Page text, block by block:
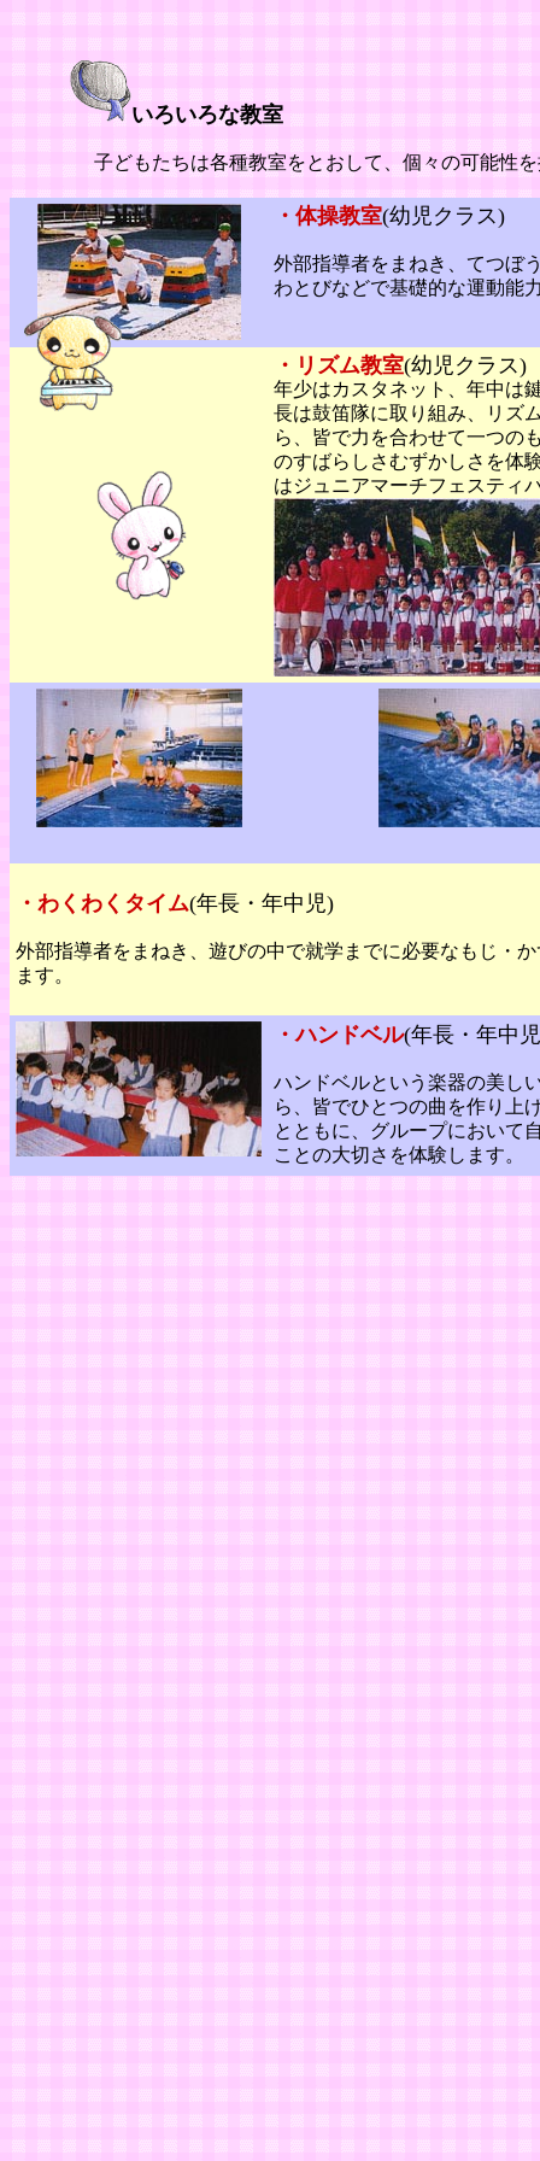
いろいろな教室
子どもたちは各種教室をとおして、個々の可能性
・体操教室(幼児クラス)
外部指導者をまねき、てつぼ
わとびなどで基礎的な運動能
・リズム教室(幼児クラス)
年少はカスタネット、年中は
長は鼓笛隊に取り組み、リズ
ら、皆で力を合わせて一つの
のすばらしさむずかしさを体
はジュニアマーチフェスティ
・わくわくタイム(年長・年中児)
外部指導者をまねき、遊びの中で就学までに必要なもじ・
ます。
・ハンドベル(年長・年中
ハンドベルという楽器の美し
ら、皆でひとつの曲を作り上
とともに、グループにおいて
ことの大切さを体験します。